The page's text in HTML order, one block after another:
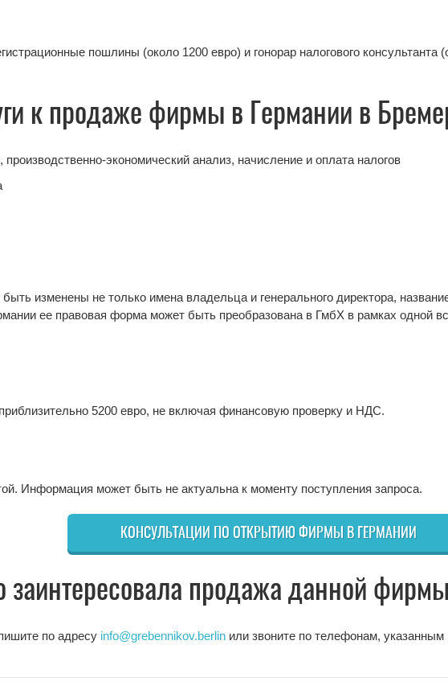
пошлины (около 1200 евро) и гонорар налогового
к продаже фирмы в Германии в
экономический анализ, начисление и оплата налогов
изменены не только имена владельца и генерального директора,
ее правовая форма может быть преобразована в ГмбХ в рамках одной
5200 евро, не включая финансовую проверку и НДС.
Информация может быть не актуальна к моменту поступления запроса.
КОНСУЛЬТАЦИИ ПО ОТКРЫТИЮ ФИРМЫ В ГЕРМАНИИ
заинтересовала продажа данной
по адресу info@grebennikov.berlin или звоните по телефонам,